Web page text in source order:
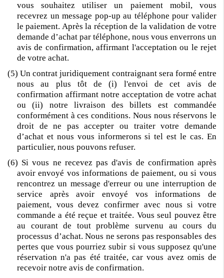
vous souhaitez utiliser un paiement mobil, vous
recevrez un message pop-up au téléphone pour valider
le paiement. Après la réception de la validation de votre
demande d’achat par téléphone, nous vous enverrons un
avis de confirmation, affirmant l'acceptation ou le rejet
de votre achat.
(5) Un contrat juridiquement contraignant sera formé entre
nous au plus tôt de (i) l'envoi de cet avis de
confirmation affirmant notre acceptation de votre achat
ou (ii) notre livraison des billets est commandée
conformément à ces conditions. Nous nous réservons le
droit de ne pas accepter ou traiter votre demande
d’achat et nous vous informerons si tel est le cas. En
particulier, nous pouvons refuser.
(6) Si vous ne recevez pas d'avis de confirmation après
avoir envoyé vos informations de paiement, ou si vous
rencontrez un message d'erreur ou une interruption de
service après avoir envoyé vos informations de
paiement, vous devez confirmer avec nous si votre
commande a été reçue et traitée. Vous seul pouvez être
au courant de tout problème survenu au cours du
processus d’achat. Nous ne serons pas responsables des
pertes que vous pourriez subir si vous supposez qu'une
réservation n'a pas été traitée, car vous avez omis de
recevoir notre avis de confirmation.